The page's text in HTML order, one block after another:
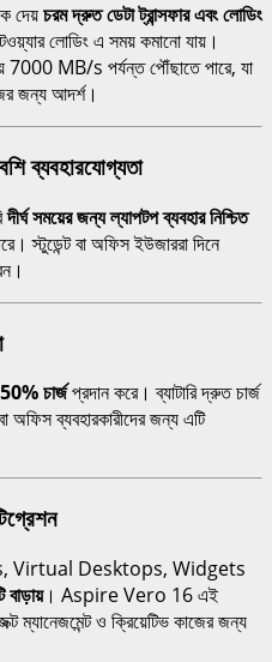
দেয়চরম দ্রুত ডেটা ট্রান্সফার এবং লোডিং
লোডিং এ সময় কমানো যায়।
MB/s পর্যন্ত পৌঁছাতে পারে, যা
জন্য আদর্শ।
ব্যবহারযোগ্যতা
দীর্ঘ সময়ের জন্য ল্যাপটপ ব্যবহার নিশ্চিত
স্টুডেন্ট বা অফিস ইউজাররা দিনে
চার্জপ্রদান করে। ব্যাটারি দ্রুত চার্জ
অফিস ব্যবহারকারীদের জন্য এটি
Virtual Desktops, Widgets
বাড়ায়। Aspire Vero 16 এই
ম্যানেজমেন্ট ও ক্রিয়েটিভ কাজের জন্য